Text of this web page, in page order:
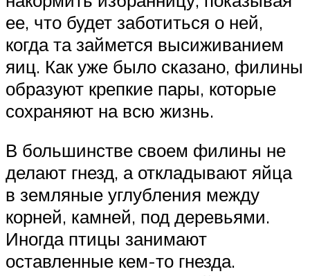
ее, что будет заботиться о ней,
когда та займется высиживанием
яиц. Как уже было сказано, филины
образуют крепкие пары, которые
сохраняют на всю жизнь.
В большинстве своем филины не
делают гнезд, а откладывают яйца
в земляные углубления между
корней, камней, под деревьями.
Иногда птицы занимают
оставленные кем-то гнезда.